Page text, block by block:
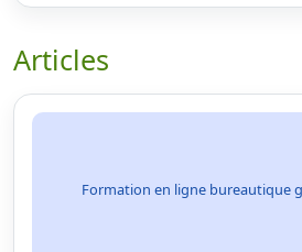
Articles
Formation en ligne bureautique